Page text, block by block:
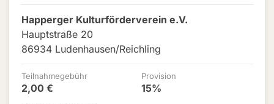
Happerger Kulturförderverein e.V.
Hauptstraße 20
86934 Ludenhausen/Reichling
Teilnahmegebühr
2,00 €
Provision
15%